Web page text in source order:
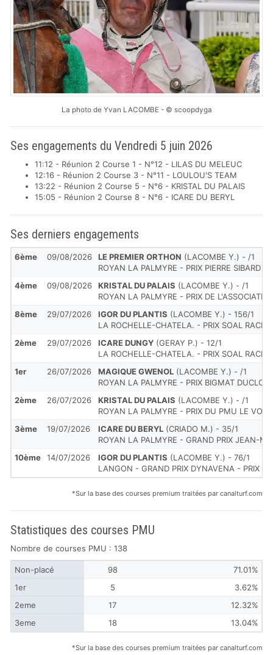
La photo de Yvan LACOMBE - © scoopdyga
Ses engagements du Vendredi 5 juin 2026
11:12 - Réunion 2 Course 1 - N°12 - LILAS DU MELEUC
12:16 - Réunion 2 Course 3 - N°11 - LOULOU'S TEAM
13:22 - Réunion 2 Course 5 - N°6 - KRISTAL DU PALAIS
15:05 - Réunion 2 Course 8 - N°6 - ICARE DU BERYL
Ses derniers engagements
6ème 09/08/2026 LE PREMIER ORTHON (LACOMBE Y.) - /1
ROYAN LA PALMYRE - PRIX PIERRE SIBARD
4ème
09/08/2026 KRISTAL DU PALAIS (LACOMBE Y.) - /1
ROYAN LA PALMYRE - PRIX DE
8ème
29/07/2026 IGOR DU PLANTIS (LACOMBE Y.) - 156/1
LA ROCHELLE-CHATELA. - PRIX SOAL
2ème
29/07/2026 ICARE DUNGY (GERAY P.) - 12/1
LA ROCHELLE-CHATELA. - PRIX SOAL
1er
26/07/2026 MAGIQUE GWENOL (LACOMBE Y.) - /1
ROYAN LA PALMYRE - PRIX BIGMAT DUCLOS
2ème
26/07/2026 KRISTAL DU PALAIS (LACOMBE Y.) - /1
ROYAN LA PALMYRE - PRIX DU PMU LE
3ème
19/07/2026 ICARE DU BERYL (CRIADO M.) - 35/1
ROYAN LA PALMYRE - GRAND PRIX JEAN-
10ème
14/07/2026 IGOR DU PLANTIS (LACOMBE Y.) - 76/1
LANGON - GRAND PRIX DYNAVENA - PRIX
*Sur la base des courses premium traitées par canalturf.com
Statistiques des courses PMU
Nombre de courses PMU : 138
Non-placé 98
71.01%
1er
5
3.62%
2eme
17
12.32%
3eme
18 13.04%
*Sur la base des courses premium traitées par canalturf.com